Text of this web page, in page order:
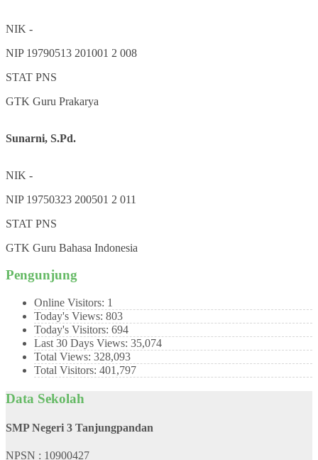
NIK -
NIP 19790513 201001 2 008
STAT PNS
GTK Guru Prakarya
Sunarni, S.Pd.
NIK -
NIP 19750323 200501 2 011
STAT PNS
GTK Guru Bahasa Indonesia
Pengunjung
Online Visitors: 1
Today's Views: 803
Today's Visitors: 694
Last 30 Days Views: 35,074
Total Views: 328,093
Total Visitors: 401,797
Data Sekolah
SMP Negeri 3 Tanjungpandan
NPSN : 10900427